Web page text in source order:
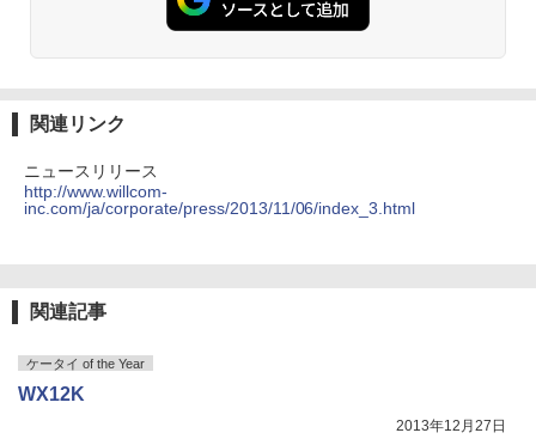
関連リンク
ニュースリリース
http://www.willcom-
inc.com/ja/corporate/press/2013/11/06/index_3.html
関連記事
ケータイ of the Year
WX12K
2013年12月27日